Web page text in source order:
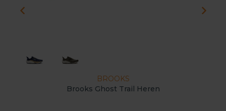
BROOKS
Brooks Ghost Trail Heren